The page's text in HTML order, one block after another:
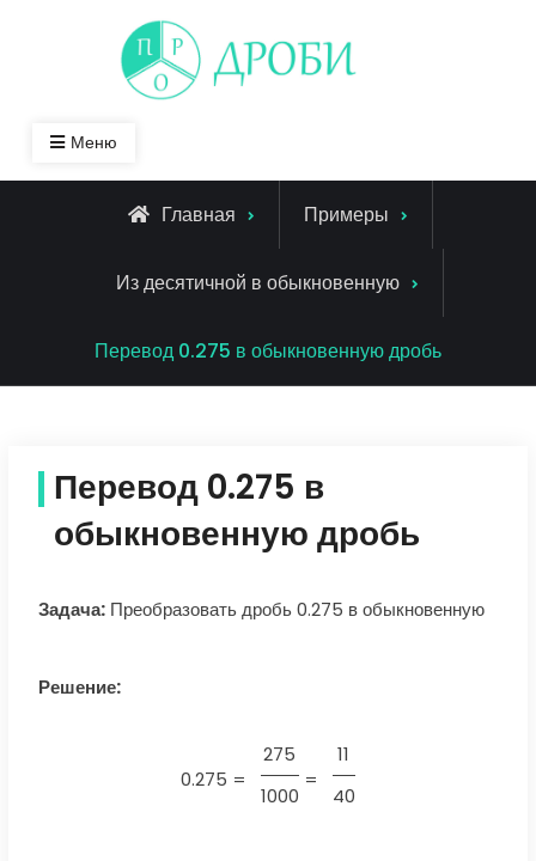
Меню
Главная Примеры
Из десятичной в обыкновенную
Перевод 0.275 в обыкновенную дробь
Перевод 0.275 в
обыкновенную дробь
Задача:Преобразовать дробь 0.275 в обыкновенную
Решение:
0.275 =
275
1000
=
11
40